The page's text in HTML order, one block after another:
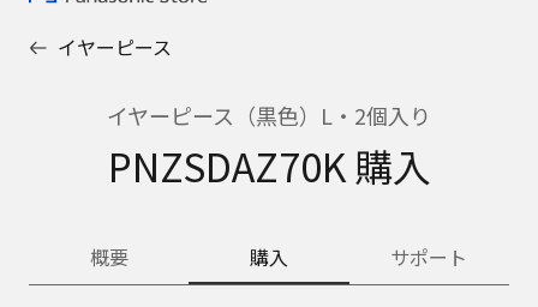
イヤーピース
イヤーピース（黒色）L・2個入り
PNZSDAZ70K 購入
概要 購入 サポート